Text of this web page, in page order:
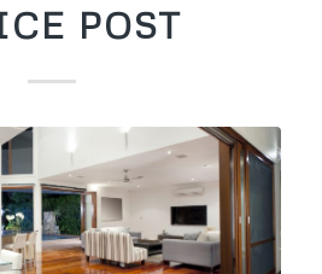
POST